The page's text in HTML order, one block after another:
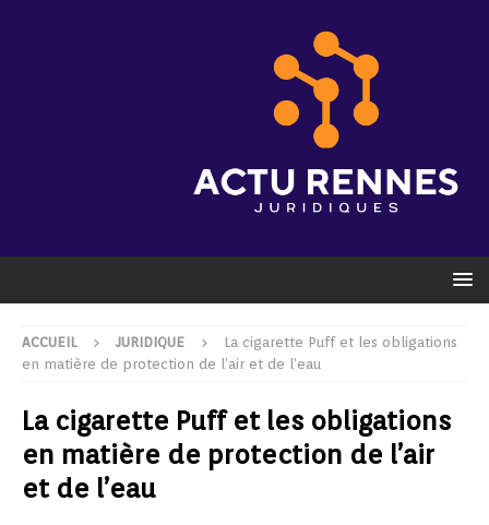
ACCUEIL JURIDIQUE
La cigarette Puff et les obligations
en matière de protection de l’air et de l’eau
La cigarette Puff et les obligations
en matière de protection de l’air
et de l’eau